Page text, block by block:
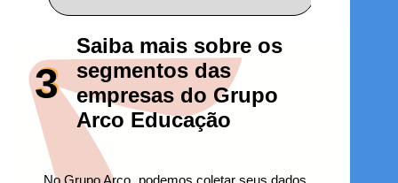
3
Saiba mais sobre os
segmentos das
empresas do Grupo
Arco Educação